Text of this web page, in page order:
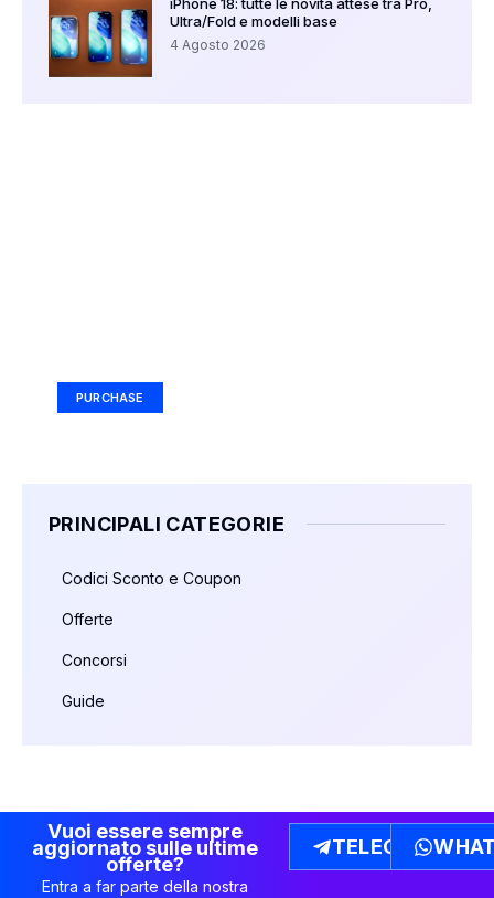
iPhone 18: tutte le novità attese tra Pro,
Ultra/Fold e modelli base
4 Agosto 2026
PURCHASE
PRINCIPALI CATEGORIE
Codici Sconto e Coupon
Offerte
Concorsi
Guide
Vuoi essere sempre
aggiornato sulle ultime
offerte?
Entra a far parte della nostra
TELEGRAM